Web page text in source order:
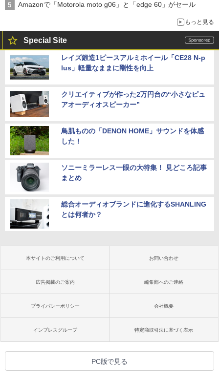
Amazonで「Motorola moto g06」と「edge 60」がセール
もっと見る
Special Site
レイズ鍛造1ピースアルミホイール「CE28 N-p
lus」軽量なままに剛性を向上
クリエイティブが作った2万円台の“小さなピュ
アオーディオスピーカー”
鳥肌ものの「DENON HOME」サウンドを体感
した！
ソニーミラーレス一眼の大特集！ 見どころ記事
まとめ
総合オーディオブランドに進化するSHANLING
とは何者か？
本サイトのご利用について お問い合わせ
広告掲載のご案内 編集部へのご連絡
プライバシーポリシー 会社概要
インプレスグループ 特定商取引法に基づく表示
PC版で見る